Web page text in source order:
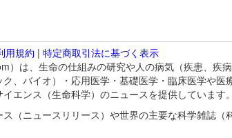
用規約 | 特定商取引法に基づく表示
）は、生命の仕組みの研究や人の病気（疾患、疾
、バイオ）・応用医学・基礎医学・臨床医学や
エンス（生命科学）のニュースを提供しています
（ニュースリリース）や世界の主要な科学雑誌